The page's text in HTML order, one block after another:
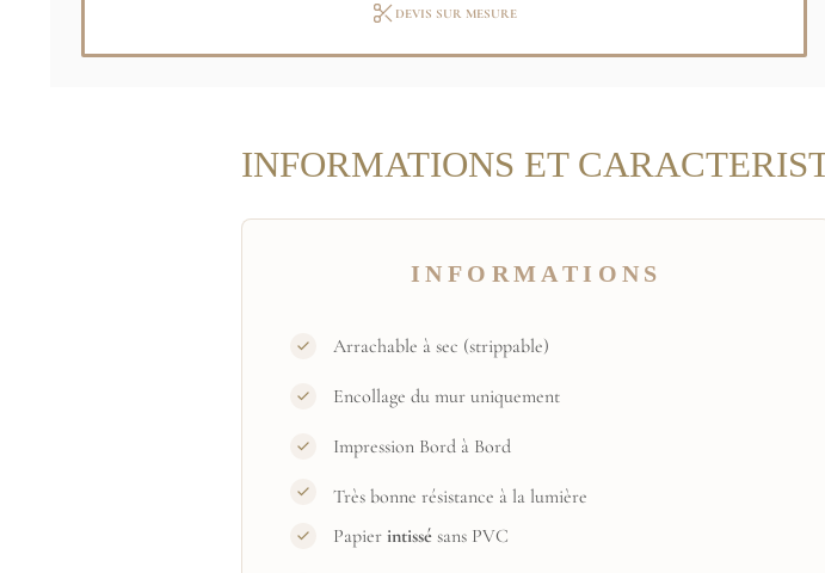
DEVIS SUR MESURE
INFORMATIONS ET
INFORMATIONS
Arrachable à sec (strippable)
Encollage du mur uniquement
Impression Bord à Bord
Très bonne résistance à la lumière
Papier intissésans PVC